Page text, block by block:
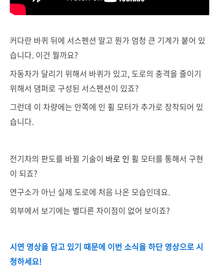
커다란 바퀴 뒤에 서스펜션 말고 뭔가 엄청 큰 기계가 붙어 있
습니다. 이건 뭘까요?
자동차가 달리기 위해서 바퀴가 있고, 도로의 충격을 줄이기
위해서 댐퍼로 구성된 서스펜션이 있죠?
그런데 이 차량에는 안쪽에 인 휠 모터가 추가로 장착되어 있
습니다.
전기차의 판도를 바뀔 기술이 바로 인 휠 모터를 통해서 구현
이 되죠?
연구소가 아닌 실제 도로에 처음 나온 모습인데요.
외부에서 보기에는 별다른 차이점이 없어 보이죠?
시연 영상을 담고 있기 때문에 이번 소식을 하단 영상으로 시
청하세요!